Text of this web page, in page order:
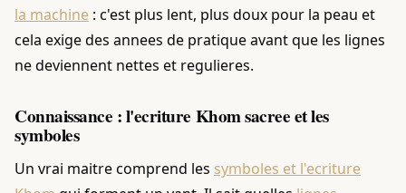
la machine : c'est plus lent, plus doux pour la peau et
cela exige des annees de pratique avant que les lignes
ne deviennent nettes et regulieres.
Connaissance : l'ecriture Khom sacree et les
symboles
Un vrai maitre comprend les symboles et l'ecriture